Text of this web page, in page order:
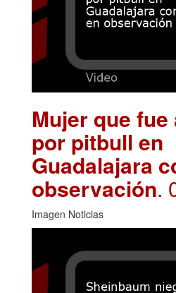
Mujer que fue
por pitbull en
Guadalajara
observación.
Imagen Noticias